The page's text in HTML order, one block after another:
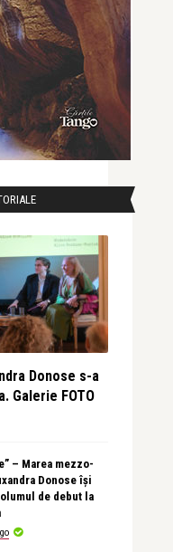
Donose s-a
Galerie FOTO
– Marea mezzo-
Donose își
de debut la